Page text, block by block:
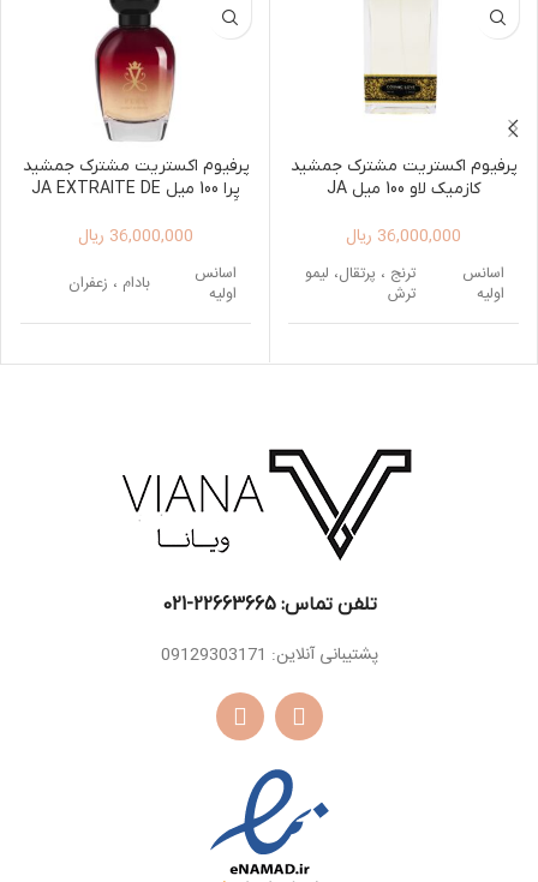
پرفیوم اکستریت مشترک جمشید
کازمیک لاو 100 میل JA
COSMIC LOVE 100ML
36,000,000 ریال
اسانس
اولیه
ترنج ، پرتقال، لیمو
ترش
میانی
میوه‌جات
وانیل
پرفیوم اکستریت مشترک جمشید
پِرا 100 میل JA EXTRAITE DE
36,000,000 ریال
اسانس
اولیه
بادام ، زعفران
میانی
سدر ، یاس
تلفن تماس: 22663665-021​
پشتیبانی آنلاین: 09129303171